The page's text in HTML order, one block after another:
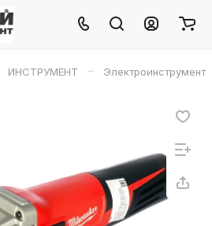
ИНСТРУМЕНТ – Электроинструмент